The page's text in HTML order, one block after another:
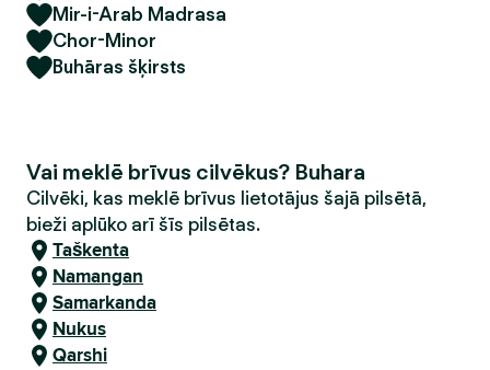
Mir-i-Arab Madrasa
Chor-Minor
Buhāras šķirsts
Vai meklē brīvus cilvēkus? Buhara
Cilvēki, kas meklē brīvus lietotājus šajā pilsētā,
bieži aplūko arī šīs pilsētas.
Taškenta
Namangan
Samarkanda
Nukus
Qarshi